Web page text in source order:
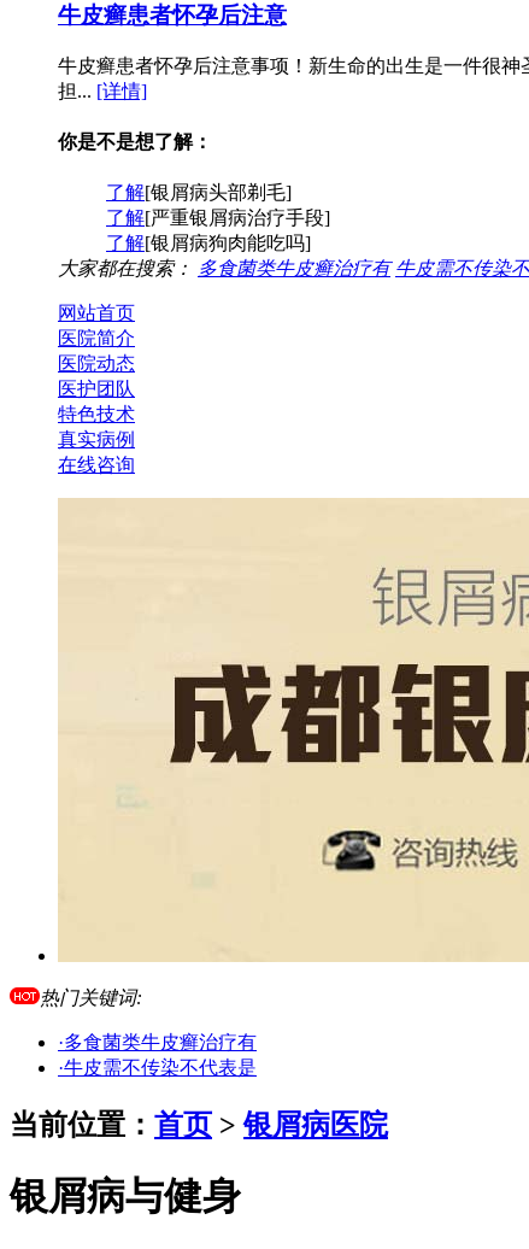
牛皮癣患者怀孕后注意
牛皮癣患者怀孕后注意事项！新生命的出生是一件很
担... [详情]
你是不是想了解：
了解[银屑病头部剃毛]
了解[严重银屑病治疗手段]
了解[银屑病狗肉能吃吗]
大家都在搜索：
多食菌类牛皮癣治疗有 牛皮需不传染
网站首页
医院简介
医院动态
医护团队
特色技术
真实病例
在线咨询
热门关键词:
·多食菌类牛皮癣治疗有
·牛皮需不传染不代表是
当前位置： 首页 >银屑病医院
银屑病与健身